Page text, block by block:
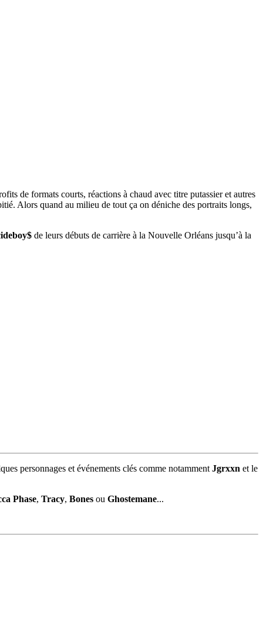
de formats courts, réactions à chaud avec titre putassier et autres
Alors quand au milieu de tout ça on déniche des portraits longs,
de leurs débuts de carrière à la Nouvelle Orléans jusqu’à la
personnages et événements clés comme notamment Jgrxxn et le
Phase, Tracy, Bones ou Ghostemane...